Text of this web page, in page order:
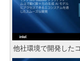
他社環境で開発した